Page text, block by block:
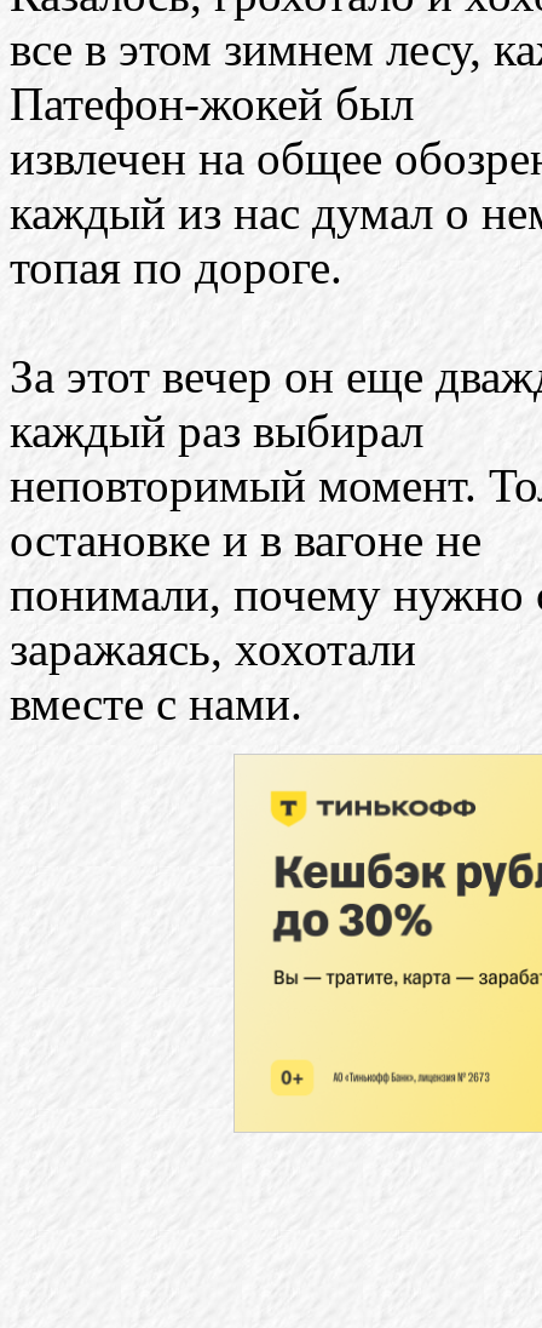
все в этом зимнем лесу,
Патефон-жокей был
извлечен на общее
каждый из нас думал о
топая по дороге.
За этот вечер он еще
каждый раз выбирал
неповторимый момент.
остановке и в вагоне не
понимали, почему нужно
заражаясь, хохотали
вместе с нами.